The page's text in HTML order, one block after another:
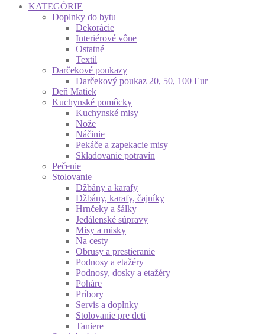
KATEGÓRIE
Doplnky do bytu
Dekorácie
Interiérové vône
Ostatné
Textil
Darčekové poukazy
Darčekový poukaz 20, 50, 100 Eur
Deň Matiek
Kuchynské pomôcky
Kuchynské misy
Nože
Náčinie
Pekáče a zapekacie misy
Skladovanie potravín
Pečenie
Stolovanie
Džbány a karafy
Džbány, karafy, čajníky
Hrnčeky a šálky
Jedálenské súpravy
Misy a misky
Na cesty
Obrusy a prestieranie
Podnosy a etažéry
Podnosy, dosky a etažéry
Poháre
Príbory
Servis a doplnky
Stolovanie pre deti
Taniere